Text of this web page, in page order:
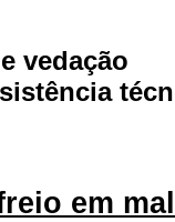
vedação
em